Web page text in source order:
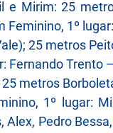
e Mirim: 25
1º
25 metros
Fernando Trento
metros
1º lugar:
Alex, Pedro